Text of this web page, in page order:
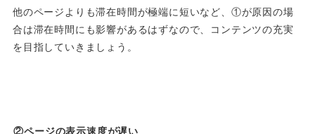
他のページよりも滞在時間が極端に短いなど、①が原因の場
合は滞在時間にも影響があるはずなので、コンテンツの充実
を目指していきましょう。
②ページの表示速度が遅い